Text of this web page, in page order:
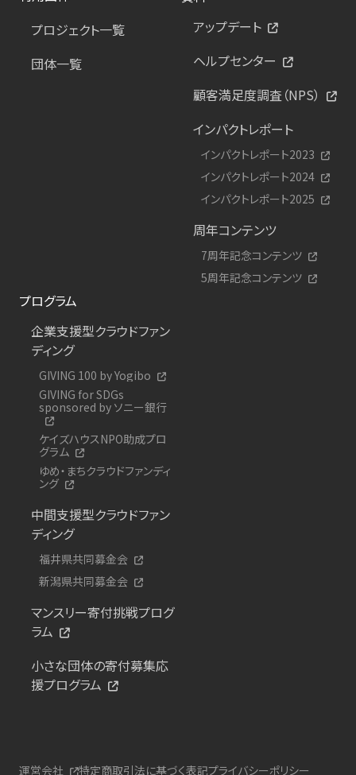
プロジェクト一覧
団体一覧
アップデート
ヘルプセンター
顧客満足度調査（NPS）
インパクトレポート
インパクトレポート2023
インパクトレポート2024
インパクトレポート2025
周年コンテンツ
7周年記念コンテンツ
5周年記念コンテンツ
プログラム
企業支援型クラウドファン
ディング
GIVING 100 by Yogibo
GIVING for SDGs
sponsored by ソニー銀行
ケイズハウスNPO助成プロ
グラム
ゆめ・まちクラウドファンディ
ング
中間支援型クラウドファン
ディング
福井県共同募金会
新潟県共同募金会
マンスリー寄付挑戦プログ
ラム
小さな団体の寄付募集応
援プログラム
運営会社 特定商取引法に基づく表記プライバシーポリシー